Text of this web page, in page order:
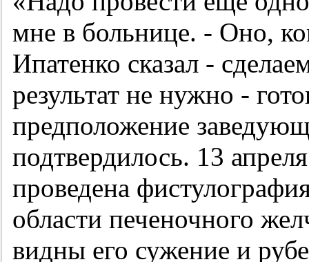
мне в больнице. - Оно,
Ипатенко сказал -
результат не нужно -
предположение
подтвердилось. 13
проведена
области печеночного
видны его сужение и